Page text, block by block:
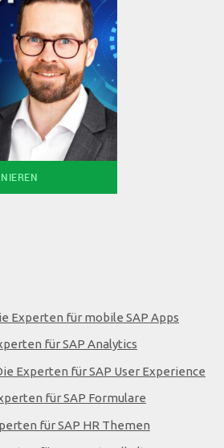
Experten für mobile SAP Apps
für SAP Analytics
Experten für SAP User Experience
für SAP Formulare
für SAP HR Themen